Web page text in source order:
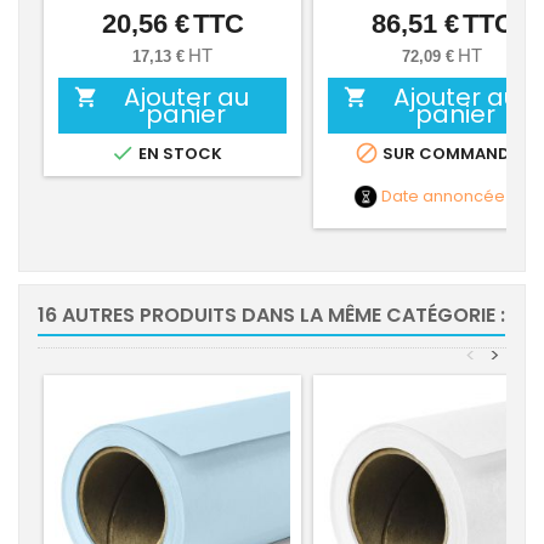
Prix
20,56 €TTC
17,13 € HT
 Ajouter au
panier
 EN STOCK
Prix
86,51 €TTC
72,09 € HT
 Ajouter au
panier
 SUR COMMANDE
Date annoncée
16 AUTRES PRODUITS DANS LA MÊME CATÉGORIE :
>
<